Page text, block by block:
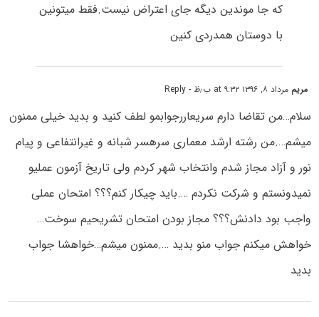
که جا موندین دیگه جای اعتراض نیست.فقط میتونین
با دوستان همدردی کنین
مریم مرداد ۸, ۱۳۹۶ at ۹:۳۲ ب٫ظ - Reply
سلام…من تقاضا دارم سریعاررجوابمو لطف کنید و بدید خیلی ممنون
میشم….من رشته ارشد معماری سرهسر شبانه و غیرانتفاعی و پیام
نور و آزاد مجاز شدم وانتخاب شهر کردم ولی تاریخ آزمون عملیو
نمیدونستم و شرکت نکردم ….باید چیکار کنم؟؟؟ امتحان عملی
واجب بود دادنش؟؟؟ مجاز بودن امتحان تشریحیم سوخت…
خواهش میکنم جواب منو بدید ….ممنون میشم…خواهشا جواب
بدید